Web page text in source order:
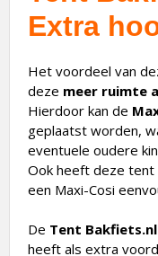
Extra
Het voordeel van
deze meer ruimte
Hierdoor kan de
geplaatst worden,
eventuele oudere
Ook heeft deze tent
een Maxi-Cosi
De Tent
heeft als extra